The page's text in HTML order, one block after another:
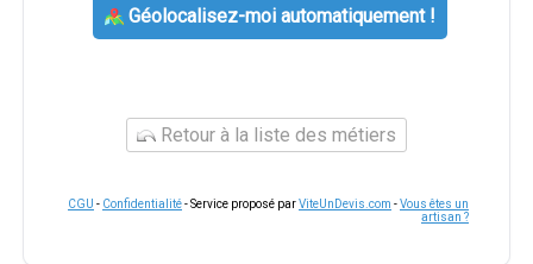
Géolocalisez-moi automatiquement !
Retour à la liste des métiers
CGU - Confidentialité- Service proposé parViteUnDevis.com -Vous êtes un
artisan ?